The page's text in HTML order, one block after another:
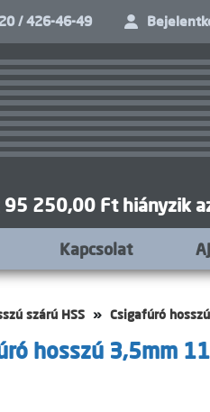
/ 426-46-49
95 250,00 Ft hiányzik
Kapcsolat
szárú HSS Csigafúró
hosszú 3,5mm